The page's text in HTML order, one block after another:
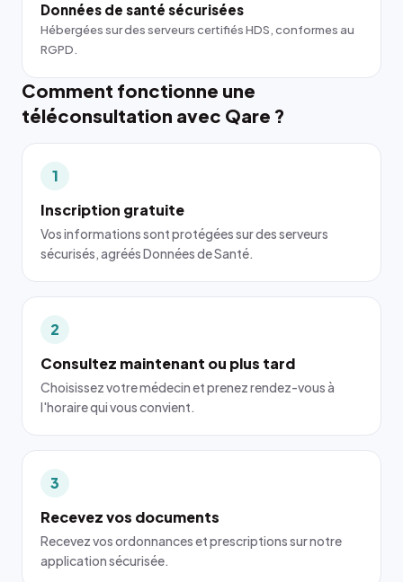
Données de santé sécurisées
Hébergées sur des serveurs certifiés HDS, conformes au
RGPD.
Comment fonctionne une
téléconsultation avec Qare ?
1
Inscription gratuite
Vos informations sont protégées sur des serveurs
sécurisés, agréés Données de Santé.
2
Consultez maintenant ou plus tard
Choisissez votre médecin et prenez rendez-vous à
l'horaire qui vous convient.
3
Recevez vos documents
Recevez vos ordonnances et prescriptions sur notre
application sécurisée.